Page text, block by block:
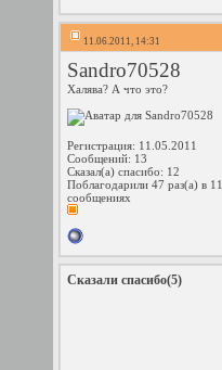
11.06.2011, 14:31
Sandro70528
Халява? А что это?
Регистрация: 11.05.2011
Сообщений: 13
Сказал(а) спасибо: 12
Поблагодарили 47 раз(а) в 11
сообщениях
Сказали спасибо(5)